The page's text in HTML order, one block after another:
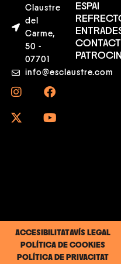
Claustre
del
Carme,
50 -
07701
info@esclaustre.com
ESPAI
ACCESIBILITATAVÍS LEGAL
POLÍTICA DE COOKIES
POLÍTICA DE PRIVACITAT